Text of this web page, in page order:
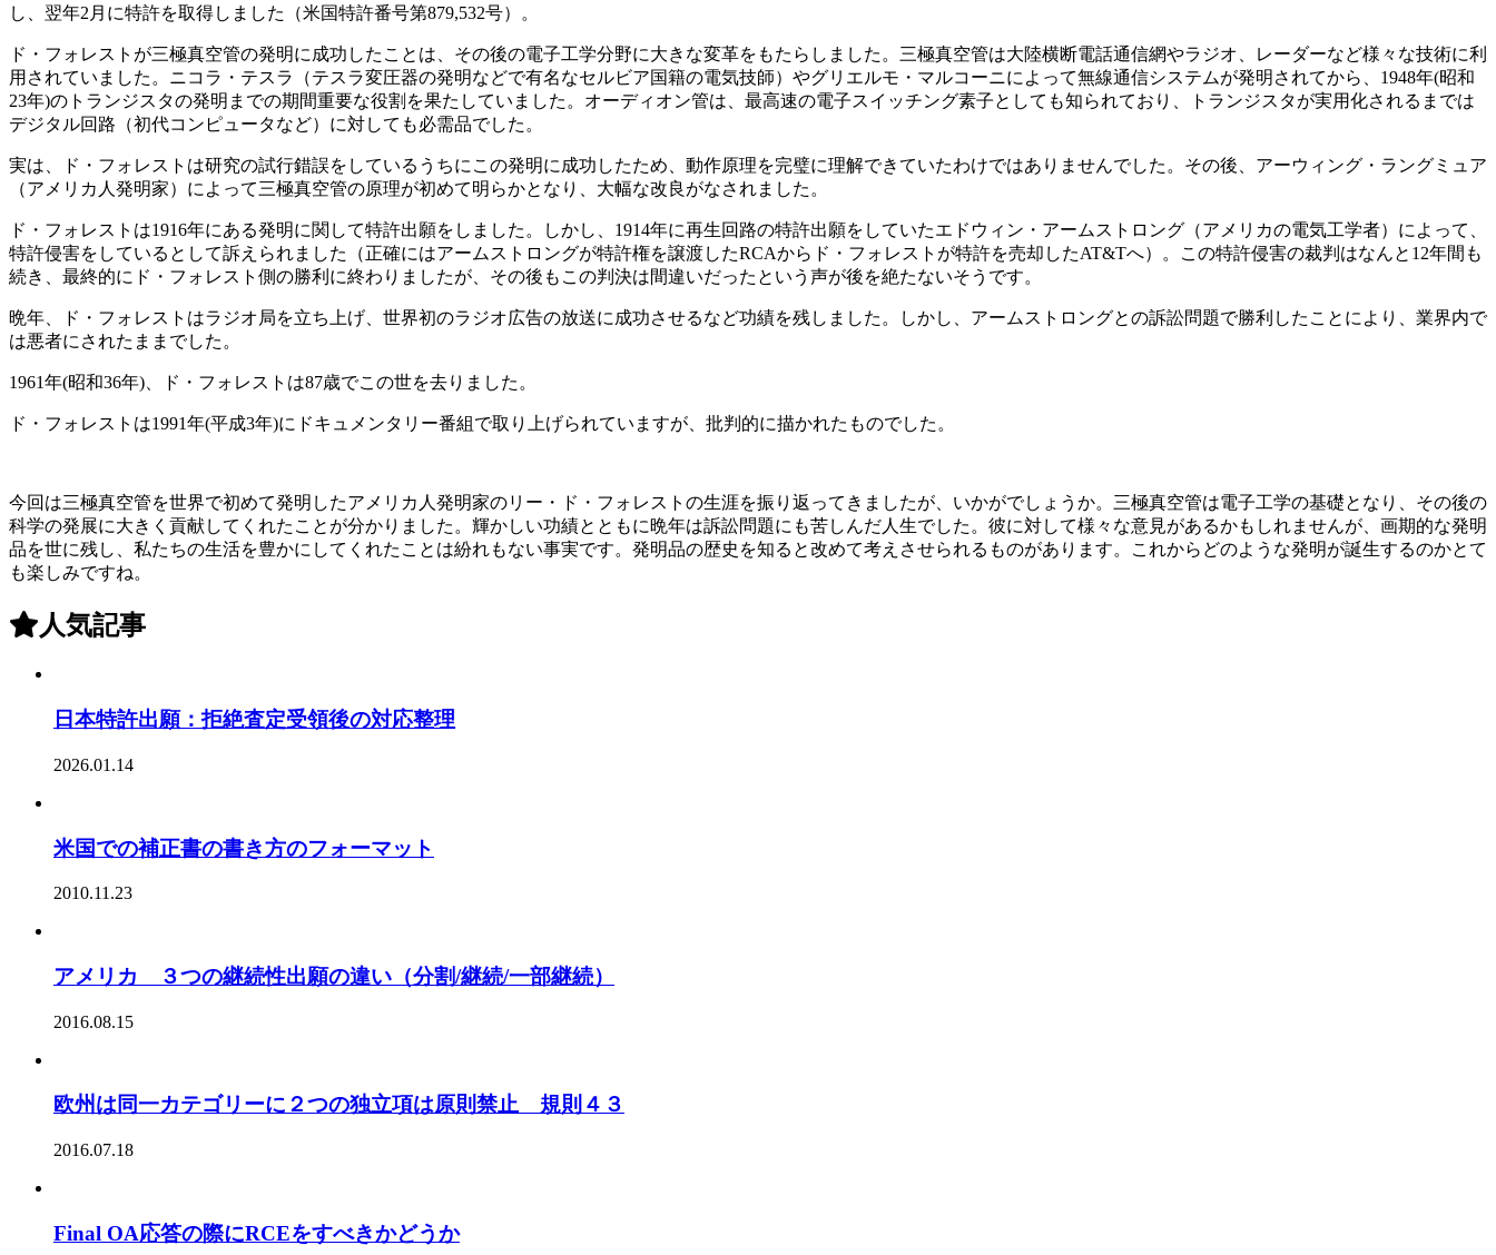
し、翌年2月に特許を取得しました（米国特許番号第879,532号）。
ド・フォレストが三極真空管の発明に成功したことは、その後の電子工学分野に大きな変革をもたらしました。三極真空管は大陸横断電話通信網やラジオ、レーダーなど様々な技術に利
用されていました。ニコラ・テスラ（テスラ変圧器の発明などで有名なセルビア国籍の電気技師）やグリエルモ・マルコーニによって無線通信システムが発明されてから、1948年(昭和
23年)のトランジスタの発明までの期間重要な役割を果たしていました。オーディオン管は、最高速の電子スイッチング素子としても知られており、トランジスタが実用化されるまでは
デジタル回路（初代コンピュータなど）に対しても必需品でした。
実は、ド・フォレストは研究の試行錯誤をしているうちにこの発明に成功したため、動作原理を完璧に理解できていたわけではありませんでした。その後、アーウィング・ラングミュア
（アメリカ人発明家）によって三極真空管の原理が初めて明らかとなり、大幅な改良がなされました。
ド・フォレストは1916年にある発明に関して特許出願をしました。しかし、1914年に再生回路の特許出願をしていたエドウィン・アームストロング（アメリカの電気工学者）によって、
特許侵害をしているとして訴えられました（正確にはアームストロングが特許権を譲渡したRCAからド・フォレストが特許を売却したAT&Tへ）。この特許侵害の裁判はなんと12年間も
続き、最終的にド・フォレスト側の勝利に終わりましたが、その後もこの判決は間違いだったという声が後を絶たないそうです。
晩年、ド・フォレストはラジオ局を立ち上げ、世界初のラジオ広告の放送に成功させるなど功績を残しました。しかし、アームストロングとの訴訟問題で勝利したことにより、業界内で
は悪者にされたままでした。
1961年(昭和36年)、ド・フォレストは87歳でこの世を去りました。
ド・フォレストは1991年(平成3年)にドキュメンタリー番組で取り上げられていますが、批判的に描かれたものでした。
今回は三極真空管を世界で初めて発明したアメリカ人発明家のリー・ド・フォレストの生涯を振り返ってきましたが、いかがでしょうか。三極真空管は電子工学の基礎となり、その後の
科学の発展に大きく貢献してくれたことが分かりました。輝かしい功績とともに晩年は訴訟問題にも苦しんだ人生でした。彼に対して様々な意見があるかもしれませんが、画期的な発明
品を世に残し、私たちの生活を豊かにしてくれたことは紛れもない事実です。発明品の歴史を知ると改めて考えさせられるものがあります。これからどのような発明が誕生するのかとて
も楽しみですね。
人気記事
日本特許出願：拒絶査定受領後の対応整理
2026.01.14
米国での補正書の書き方のフォーマット
2010.11.23
アメリカ ３つの継続性出願の違い（分割/継続/一部継続）
2016.08.15
欧州は同一カテゴリーに２つの独立項は原則禁止 規則４３
2016.07.18
Final OA応答の際にRCEをすべきかどうか